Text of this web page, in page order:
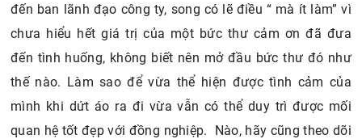
đến ban lãnh đạo công ty, song có lẽ điều “ mà ít làm” vì
chưa hiểu hết giá trị của một bức thư cảm ơn đã đưa
đến tình huống, không biết nên mở đầu bức thư đó như
thế nào. Làm sao để vừa thể hiện được tình cảm của
mình khi dứt áo ra đi vừa vẫn có thể duy trì được mối
quan hệ tốt đẹp với đồng nghiệp. Nào, hãy cũng theo dõi